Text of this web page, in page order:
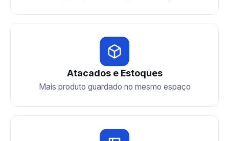
Atacados e Estoques
Mais produto guardado no mesmo espaço